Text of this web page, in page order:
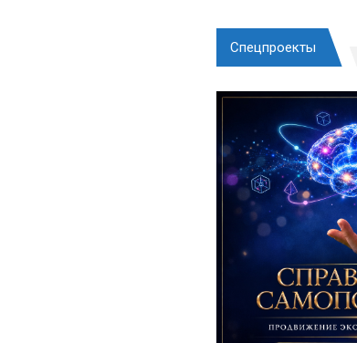
Спецпроекты